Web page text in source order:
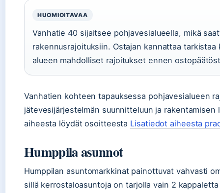
HUOMIOITAVAA
Vanhatie 40 sijaitsee pohjavesialueella, mikä
rakennusrajoituksiin. Ostajan kannattaa
alueen mahdolliset rajoitukset ennen
Vanhatien kohteen tapauksessa pohjavesialueen
jätevesijärjestelmän suunnitteluun ja
aiheesta löydät osoitteesta Lisatiedot aiheesta
Humppila asunnot
Humppilan asuntomarkkinat painottuvat vahvasti
sillä kerrostaloasuntoja on tarjolla vain 2